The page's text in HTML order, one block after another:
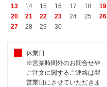
13
14 15 16 17 18
19
20
21 22 23 24 25
26
27
28 29 30
休業日
※営業時間外のお問合せや
ご注文に関するご連絡は翌
営業日にさせていただきま